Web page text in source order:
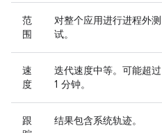
范
围
对整个应用进行进程外测
试。
速
度
迭代速度中等。可能超过
1 分钟。
跟
结果包含系统轨迹。